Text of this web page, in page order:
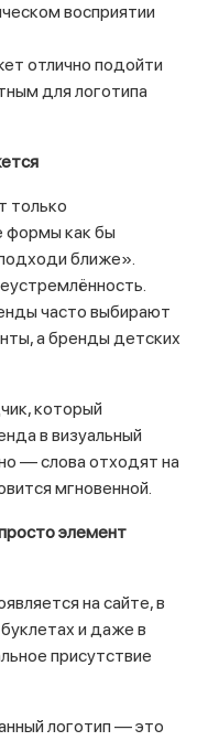
восприятии
отлично подойти
для логотипа
только
формы как бы
ближе».
часто выбирают
а бренды детских
который
в визуальный
— слова отходят на
мгновенной.
элемент
на сайте, в
и даже в
присутствие
логотип — это